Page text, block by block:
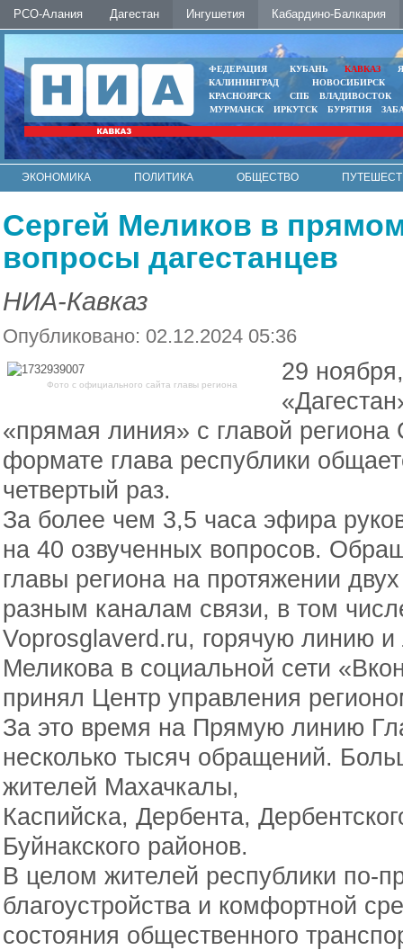
РСО-Алания Дагестан Ингушетия Кабардино-Балкария
ФЕДЕРАЦИЯ КУБАНЬ КАВКАЗ
КАЛИНИНГРАД
НОВОСИБИРСК
КРАСНОЯРСК
СПБ
ВЛАДИВОСТОК
МУРМАНСК
ИРКУТСК БУРЯТИЯ
ЭКОНОМИКА ПОЛИТИКА ОБЩЕСТВО
Сергей Меликов в
вопросы дагестанцев
НИА-Кавказ
Опубликовано: 02.12.2024 05:36
Фото с официального сайта главы региона
29
«прямая линия» с главой
формате глава республики
четвертый раз.
За более чем 3,5 часа эфира
на 40 озвученных вопросов.
главы региона на протяжении
разным каналам связи, в том
Voprosglaverd.ru, горячую линию
Меликова в социальной сети
принял Центр управления
За это время на Прямую линию
несколько тысяч обращений.
жителей Махачкалы,
Каспийска, Дербента,
Буйнакского районов.
В целом жителей республики по-
благоустройства и комфортной
состояния общественного